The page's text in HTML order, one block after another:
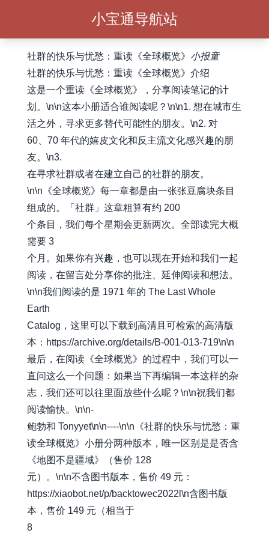
小宝通导航站
社群的快乐与忧愁：重读《全球概览》 小报童
社群的快乐与忧愁：重读《全球概览》介绍
这是一个重读《全球概览》，分享阅读笔记的计
划。\n\n这本小册适合谁阅读呢？\n\n1. 想在城市生
活之外，寻求更多替代可能性的朋友。\n2. 对
60、70 年代的嬉皮文化和反主流文化感兴趣的朋
友。\n3.
在寻求社群或者在建立自己的社群的朋友。
\n\n《全球概览》每一章都是由一张张豆腐块条目
组成的。「社群」这章粗算有约 200
个条目，我们每个星期会更新两次。全部读完大概
需要 3
个月。如果你有兴趣，也可以现在开始和我们一起
阅读，在留言处分享你的批注、延伸阅读和想法。
\n\n我们阅读的是 1971 年的 The Last Whole
Earth
Catalog，这里可以下载到高清且可检索的高清版
本： https://archive.org/details/B-001-013-719\n\n
最后，在阅读《全球概览》的过程中，我们可以一
直问这么一个问题：如果当下再编辑一本这样的杂
志，我们还可以往里面放些什么呢？\n\n祝我们都
阅读愉快。\n\n-
鲍勃和 Tonyyet\n\n----\n\n《社群的快乐与忧愁：重
读全球概览》小册分两种版本，唯一区别是是否含
《地图不是疆域》（售价 128
元）。\n\n不含图书版本，售价 49 元：
https://xiaobot.net/p/backtowec2022l\n含图书版
本，售价 149 元（相当于
8